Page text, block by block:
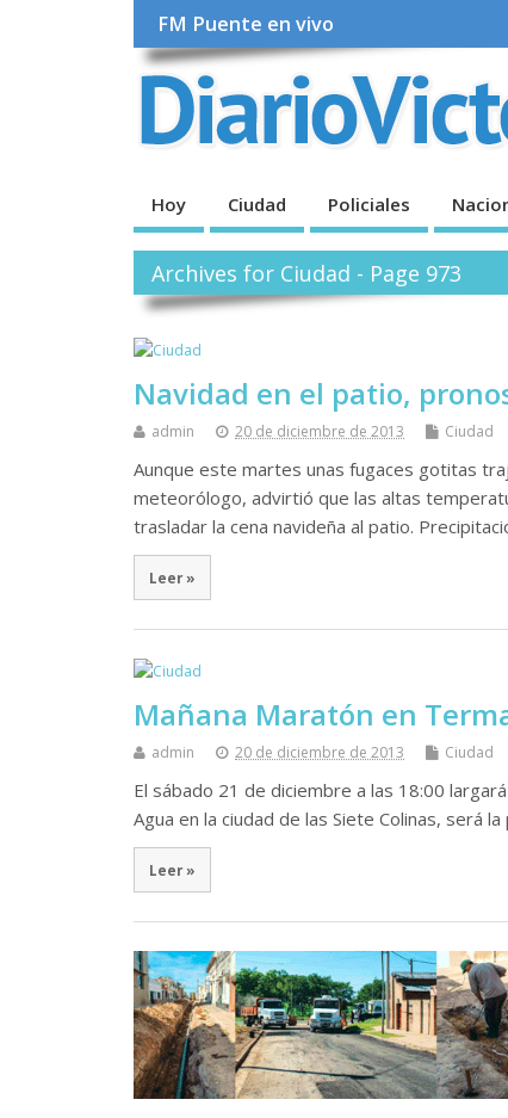
FM Puente en vivo
Hoy Ciudad Policiales
Archives for Ciudad - Page 973
Navidad en el patio,
admin 20 de diciembre de 2013 Ciudad
Aunque este martes unas fugaces gotitas
meteorólogo, advirtió que las altas
trasladar la cena navideña al patio.
Leer »
Mañana Maratón en
admin 20 de diciembre de 2013 Ciudad
El sábado 21 de diciembre a las 18:00
Agua en la ciudad de las Siete Colinas, será
Leer »